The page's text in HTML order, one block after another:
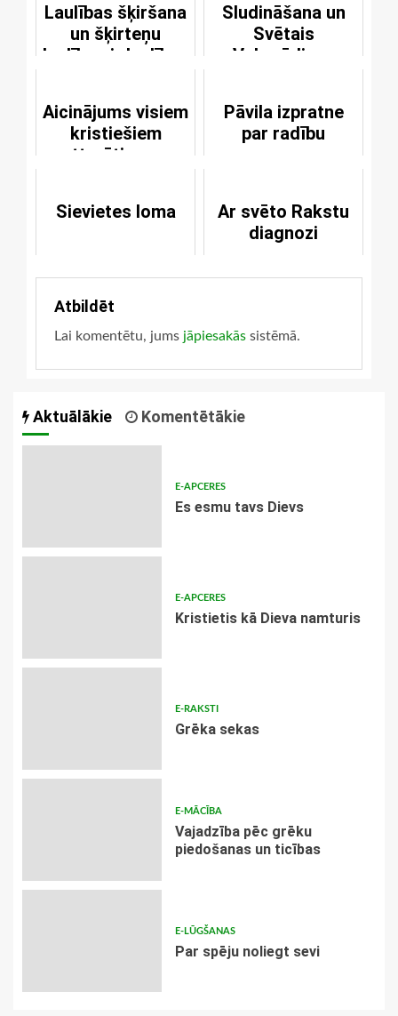
Laulības šķiršana
un šķirteņu
laulības ir laulības
Sludināšana un
Svētais
Vakarēdiens
Aicinājums visiem
kristiešiem
atturēties no
Pāvila izpratne
par radību
Sievietes loma
Ar svēto Rakstu
diagnozi
Atbildēt
Lai komentētu, jums jāpiesakās sistēmā.
Aktuālākie Komentētākie
E-APCERES
Es esmu tavs Dievs
E-APCERES
Kristietis kā Dieva namturis
E-RAKSTI
Grēka sekas
E-MĀCĪBA
Vajadzība pēc grēku
piedošanas un ticības
E-LŪGŠANAS
Par spēju noliegt sevi